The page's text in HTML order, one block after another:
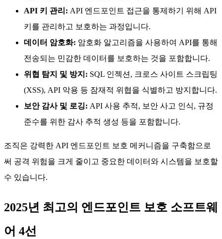
API 키 관리: API 엔드포인트 접근을 통제하기 위해 API
키를 관리하고 보호하는 과정입니다.
데이터 암호화: 암호화 알고리즘을 사용하여 API를 통해
전송되는 민감한 데이터를 보호하는 것을 포함합니다.
위협 탐지 및 방지: SQL 인젝션, 크로스 사이트 스크립팅
(XSS), API 악용 등 잠재적 위협을 식별하고 방지합니다.
보안 감사 및 로깅: API 사용 추적, 보안 사고 인식, 규정
준수를 위한 감사 추적 생성 등을 포함합니다.
조직은 강력한 API 엔드포인트 보호 메커니즘을 구축함으로
써 공격 위험을 크게 줄이고 중요한 데이터와 시스템을 보호할
수 있습니다.
2025년 최고의 엔드포인트 보호 소프트웨
어 4선